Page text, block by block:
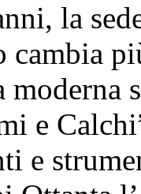
la
cambia
moderna
e
e